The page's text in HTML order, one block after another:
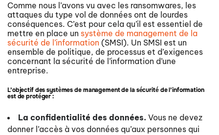
Comme nous l’avons vu avec les ransomwares, les
attaques du type vol de données ont de lourdes
conséquences. C’est pour cela qu’il est essentiel de
mettre en place un système de management de la
sécurité de l’information (SMSI). Un SMSI est un
ensemble de politique, de processus et d’exigences
concernant la sécurité de l’information d’une
entreprise.
L’objectif des systèmes de management de la sécurité de l’information
est de protéger :
La confidentialité des données. Vous ne devez
donner l’accès à vos données qu’aux personnes qui